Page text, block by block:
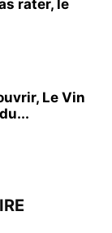
rater, le
Le Vin